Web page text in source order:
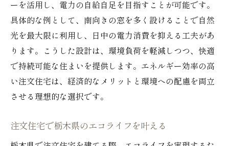
ーを活用し、電力の自給自足を目指すことが可能です。
具体的な例として、南向きの窓を多く設けることで自然
光を最大限に利用し、日中の電力消費を抑える工夫があ
ります。こうした設計は、環境負荷を軽減しつつ、快適
で持続可能な住まいを提供します。エネルギー効率の高
い注文住宅は、経済的なメリットと環境への配慮を両立
させる理想的な選択です。
注文住宅で栃木県のエコライフを叶える